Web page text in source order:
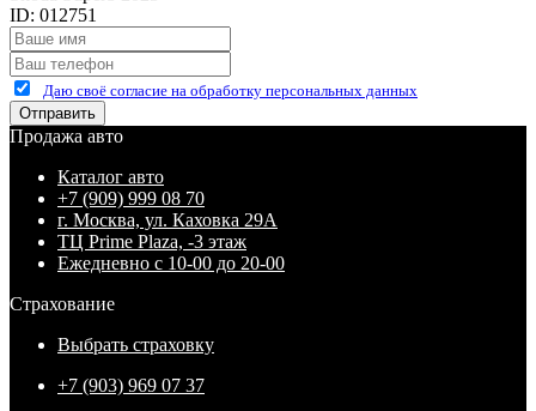
ID: 012751
Даю своё согласие на обработку персональных данных
Отправить
Продажа авто
Каталог авто
+7 (909) 999 08 70
г. Москва, ул. Каховка 29А
ТЦ Prime Plaza, -3 этаж
Ежедневно с 10-00 до 20-00
Страхование
Выбрать страховку
+7 (903) 969 07 37